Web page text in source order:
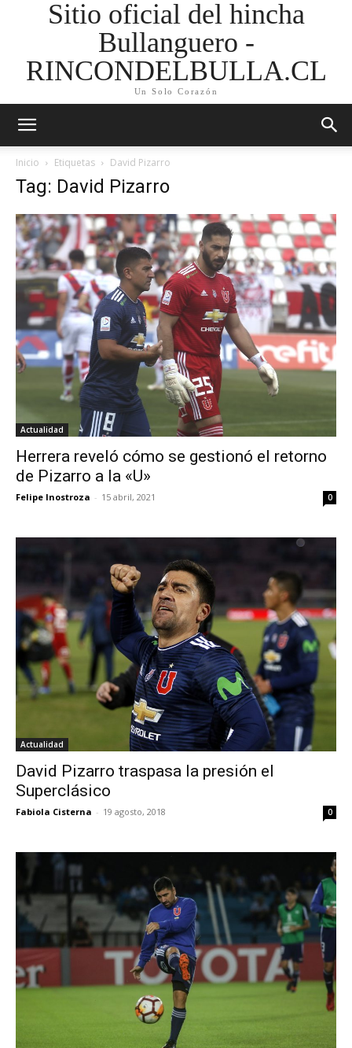
Sitio oficial del hincha
Bullanguero -
RINCONDELBULLA.CL
Un Solo Corazón
Inicio Etiquetas David Pizarro
Tag: David Pizarro
Actualidad
Herrera reveló cómo se gestionó el retorno
de Pizarro a la «U»
Felipe Inostroza - 15 abril, 2021 0
Actualidad
David Pizarro traspasa la presión el
Superclásico
Fabiola Cisterna - 19 agosto, 2018 0